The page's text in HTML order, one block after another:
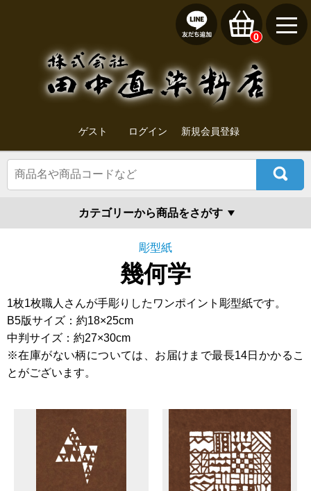
ゲスト ログイン 新規会員登録
0
カテゴリーから商品をさがす
彫型紙
幾何学
1枚1枚職人さんが手彫りしたワンポイント彫型紙です。
B5版サイズ：約18×25cm
中判サイズ：約27×30cm
※在庫がない柄については、お届けまで最長14日かかるこ
とがございます。